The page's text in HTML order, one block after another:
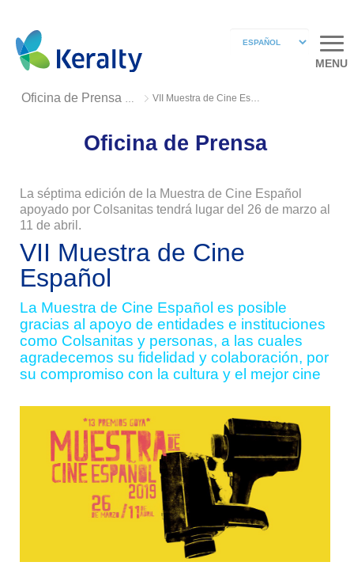
MENU
Oficina de Prensa 2019 VII Muestra de Cine Español
Oficina de Prensa
La séptima edición de la Muestra de Cine Español
apoyado por Colsanitas tendrá lugar del 26 de marzo al
11 de abril.
VII Muestra de Cine
Español
La Muestra de Cine Español es posible
gracias al apoyo de entidades e instituciones
como Colsanitas y personas, a las cuales
agradecemos su fidelidad y colaboración, por
su compromiso con la cultura y el mejor cine